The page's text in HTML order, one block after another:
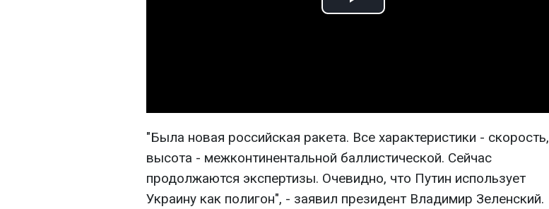
Play
"Была новая российская ракета. Все характеристики - скорость,
высота - межконтинентальной баллистической. Сейчас
продолжаются экспертизы. Очевидно, что Путин использует
Украину как полигон", - заявил президент Владимир Зеленский.